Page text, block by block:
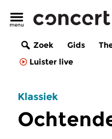
Zoek Gids
Luister live
Klassiek